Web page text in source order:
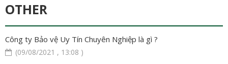
OTHER
Công ty Bảo vệ Uy Tín Chuyên Nghiệp là gì ?
(09/08/2021 , 13:08 )